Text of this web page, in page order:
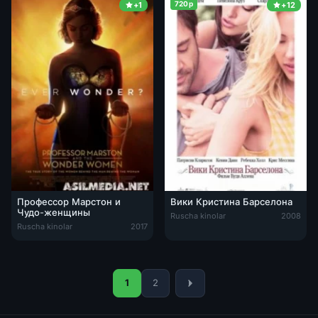
+1
Профессор Марстон и
Чудо-женщины
Ruscha kinolar 2017
+12
720p
Вики Кристина Барселона
Ruscha kinolar 2008
1 2